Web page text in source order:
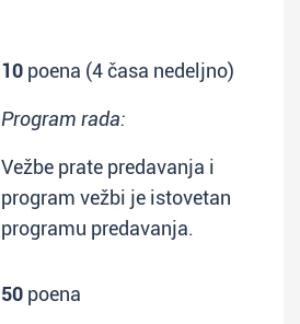
10 poena (4 časa nedeljno)
Program rada:
Vežbe prate predavanja i
program vežbi je istovetan
programu predavanja.
50 poena